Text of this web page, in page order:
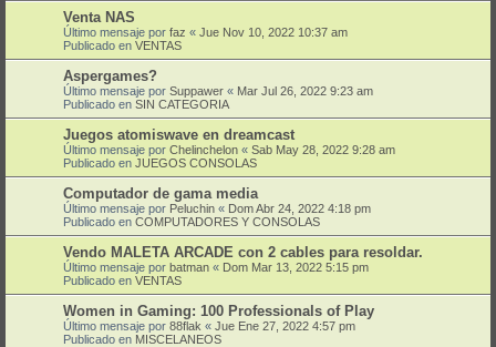
Venta NAS
Último mensaje por faz « Jue Nov 10, 2022 10:37 am
Publicado en VENTAS
Aspergames?
Último mensaje por Suppawer « Mar Jul 26, 2022 9:23 am
Publicado en SIN CATEGORIA
Juegos atomiswave en dreamcast
Último mensaje por Chelinchelon « Sab May 28, 2022 9:28 am
Publicado en JUEGOS CONSOLAS
Computador de gama media
Último mensaje por Peluchin « Dom Abr 24, 2022 4:18 pm
Publicado en COMPUTADORES Y CONSOLAS
Vendo MALETA ARCADE con 2 cables para resoldar.
Último mensaje por batman « Dom Mar 13, 2022 5:15 pm
Publicado en VENTAS
Women in Gaming: 100 Professionals of Play
Último mensaje por 88flak « Jue Ene 27, 2022 4:57 pm
Publicado en MISCELANEOS